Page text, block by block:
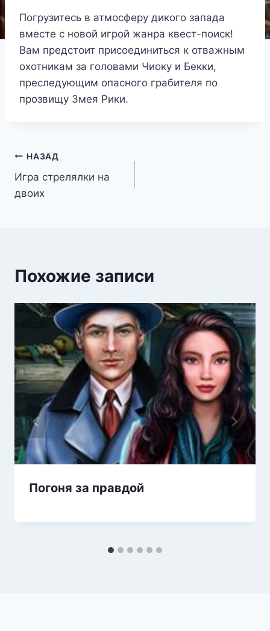
Погрузитесь в атмосферу дикого запада
вместе с новой игрой жанра квест-поиск!
Вам предстоит присоединиться к отважным
охотникам за головами Чиоку и Бекки,
преследующим опасного грабителя по
прозвищу Змея Рики.
Навигация
по
НАЗАД
Игра стрелялки на
двоих
Похожие записи
Погоня за правдой